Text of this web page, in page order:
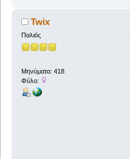
Twix
Παλιός
Μηνύματα: 418
Φύλο: